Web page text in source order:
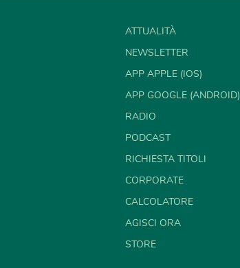
ATTUALITÀ
NEWSLETTER
APP APPLE (IOS)
APP GOOGLE (ANDROID)
RADIO
PODCAST
RICHIESTA TITOLI
CORPORATE
CALCOLATORE
AGISCI ORA
STORE